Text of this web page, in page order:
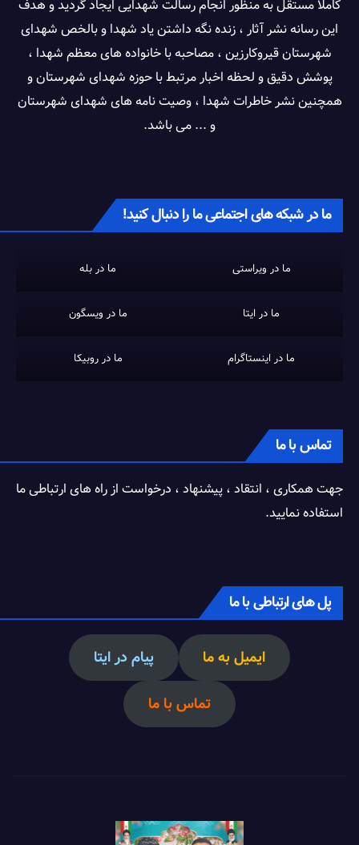
کاملا مستقل به منظور انجام رسالت شهدایی ایجاد گردید و هدف
این رسانه نشر آثار ، زنده نگه داشتن یاد شهدا و بالخص شهدای
شهرستان قیروکارزین ، مصاحبه با خانواده های معظم شهدا ،
پوشش دقیق و لحظه اخبار مرتبط با حوزه شهدای شهرستان و
همچنین نشر خاطرات شهدا ، وصیت نامه های شهدای شهرستان
و ... می باشد.
ما در شبکه های اجتماعی ما را دنبال کنید!
ما در ویراستی ما در بله
ما در ایتا ما در ویسگون
ما در اینستاگرام ما در روبیکا
تماس با ما
جهت همکاری ، انتقاد ، پیشنهاد ، درخواست از راه های ارتباطی ما
استفاده نمایید.
پل های ارتباطی با ما
ایمیل به ما پیام در ایتا
تماس با ما